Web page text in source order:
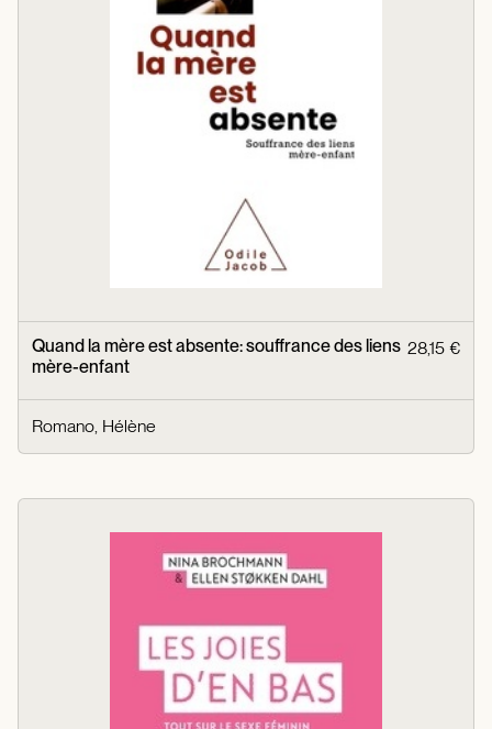
Quand la mère est absente: souffrance des liens
mère-enfant
28,15 €
Romano, Hélène